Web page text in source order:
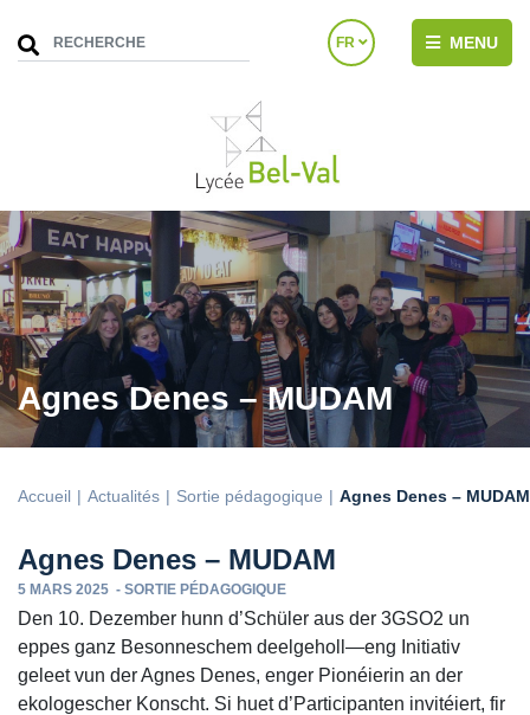
FR MENU
Agnes Denes – MUDAM
Accueil Actualités Sortie pédagogique Agnes Denes – MUDAM
Agnes Denes – MUDAM
5 MARS 2025 - SORTIE PÉDAGOGIQUE
Den 10. Dezember hunn d’Schüler aus der 3GSO2 un
eppes ganz Besonneschem deelgeholl—eng Initiativ
geleet vun der Agnes Denes, enger Pionéierin an der
ekologescher Konscht. Si huet d’Participanten invitéiert, fir